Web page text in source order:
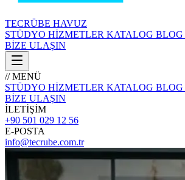
TECRÜBE HAVUZ
STÜDYO HİZMETLER KATALOG BLOG
BİZE ULAŞIN
// MENÜ
STÜDYO HİZMETLER KATALOG BLOG
BİZE ULAŞIN
İLETİŞİM
+90 501 029 12 56
E-POSTA
info@tecrube.com.tr